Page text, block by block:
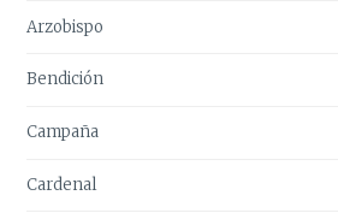
Arzobispo
Bendición
Campaña
Cardenal